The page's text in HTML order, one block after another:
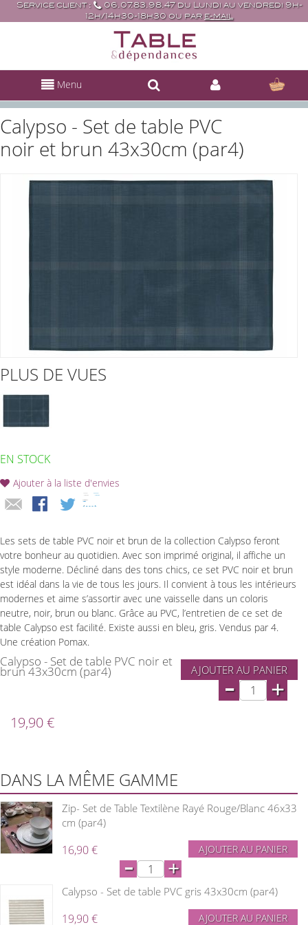
Service client :
06.07.83.98.47 du Lundi au vendredi 9h-
12h/14h30-18h30 ou par e-mail
Menu
Calypso - Set de table PVC
noir et brun 43x30cm (par4)
PLUS DE VUES
EN STOCK
Ajouter à la liste d'envies
Les sets de table PVC noir et brun de la collection Calypso feront
votre bonheur au quotidien. Avec son imprimé original, il affiche un
style moderne. Décliné dans des tons chics, ce set PVC noir et brun
est idéal dans la vie de tous les jours. Il convient à tous les intérieurs
modernes et aime s’assortir avec une vaisselle dans un coloris
neutre, noir, brun ou blanc. Grâce au PVC, l’entretien de ce set de
table Calypso est facilité. Existe aussi en bleu, gris. Vendus par 4.
Une création Pomax.
Calypso - Set de table PVC noir et
brun 43x30cm (par4) AJOUTER AU PANIER
- +
19,90 €
DANS LA MÊME GAMME
Zip- Set de Table Textilène Rayé Rouge/Blanc 46x33
cm (par4)
16,90 € AJOUTER AU PANIER
- +
Calypso - Set de table PVC gris 43x30cm (par4)
19,90 € AJOUTER AU PANIER